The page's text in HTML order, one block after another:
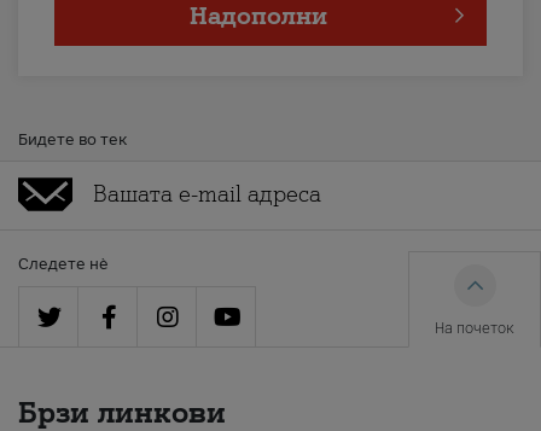
Надополни
Бидете во тек
Следете нè
На почеток
Брзи линкови